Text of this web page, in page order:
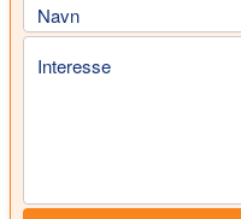
Navn
Interesse